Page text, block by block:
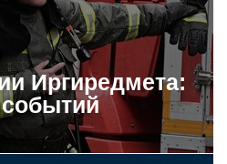
Иргиредмета: